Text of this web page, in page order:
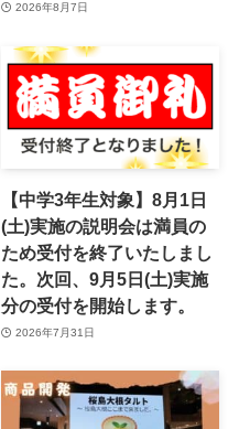
2026年8月7日
【中学3年生対象】8月1日
(土)実施の説明会は満員の
ため受付を終了いたしまし
た。次回、9月5日(土)実施
分の受付を開始します。
2026年7月31日